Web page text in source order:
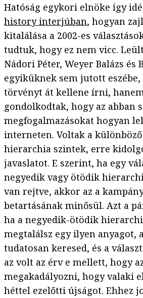
Hatóság egykori elnöke így
history interjúban, hogyan
kitalálása a 2002-es
tudtuk, hogy ez nem vicc.
Nádori Péter, Weyer Balázs és
egyiküknek sem jutott eszébe,
törvényt át kellene írni,
gondolkodtak, hogy az abban
megfogalmazásokat hogyan
interneten. Voltak a
hierarchia szintek, erre
javaslatot. E szerint, ha egy
negyedik vagy ötödik
van rejtve, akkor az a
betartásának minősül. Azt a
ha a negyedik-ötödik
megtalálsz egy ilyen anyagot,
tudatosan keresed, és a
az volt az érv e mellett, hogy
megakadályozni, hogy valaki
héttel ezelőtti újságot. Ehhez